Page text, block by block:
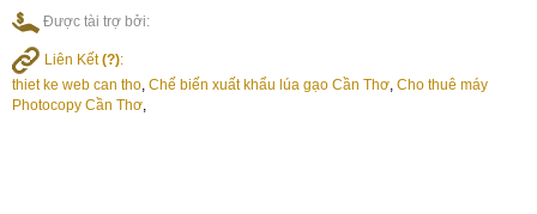
Được tài trợ bởi:
Liên Kết(?):
thiet ke web can tho, Chế biến xuất khẩu lúa gạo Cần Thơ, Cho thuê máy
Photocopy Cần Thơ,